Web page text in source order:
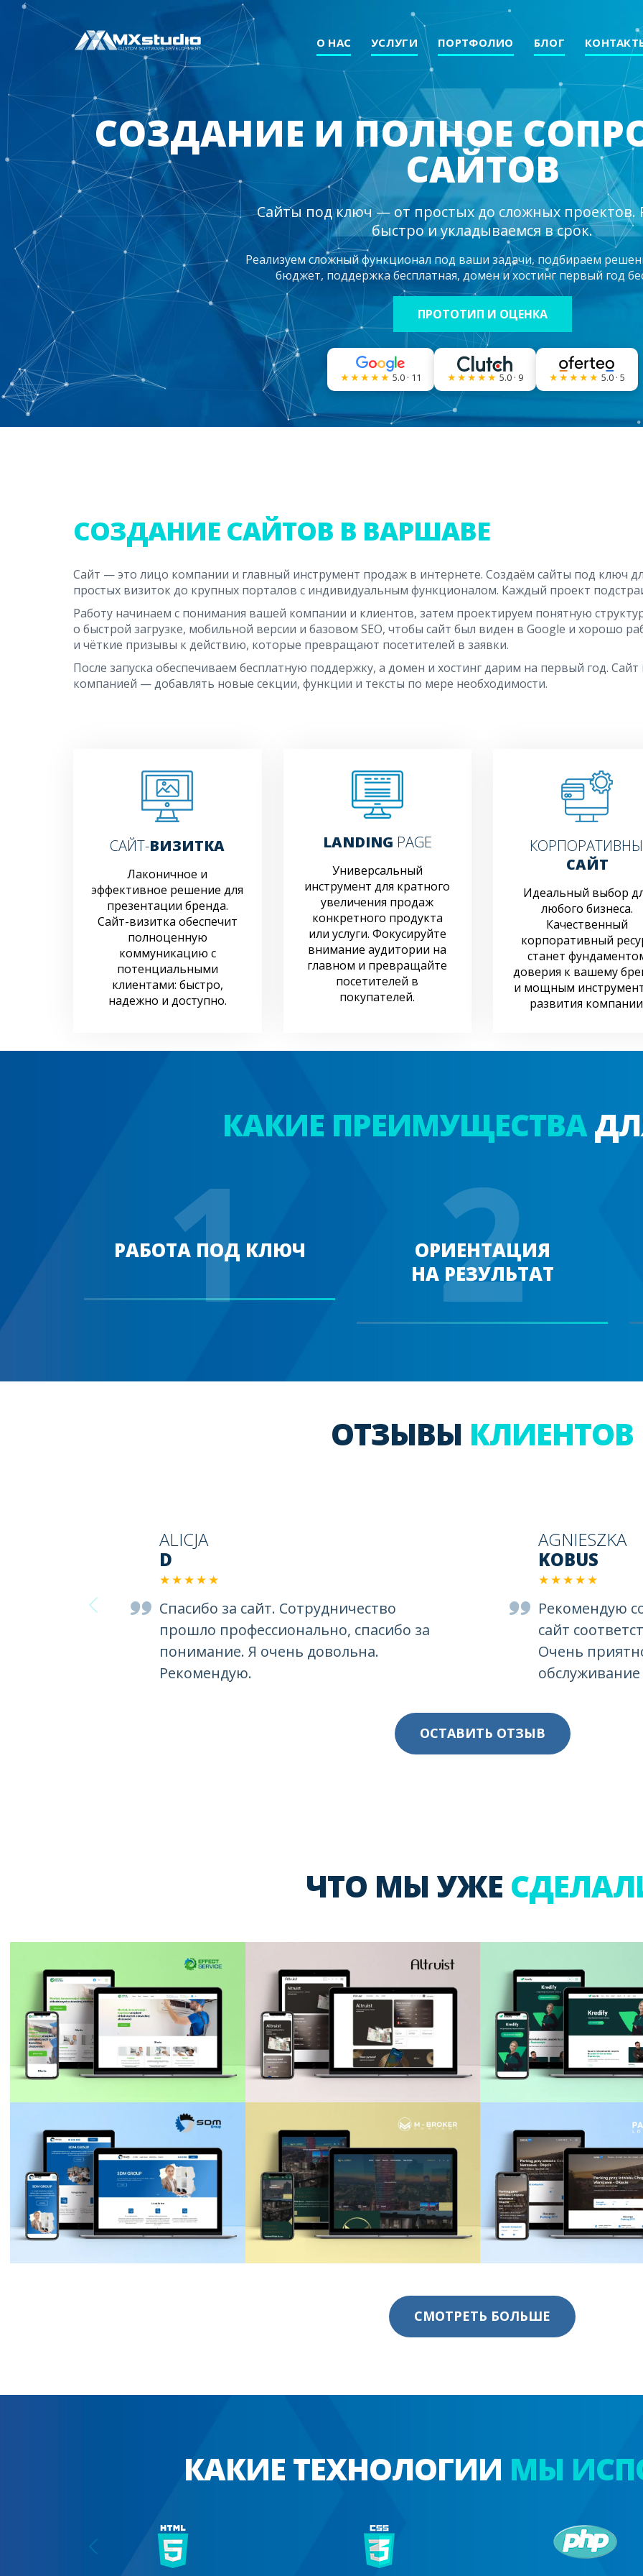
О НАС УСЛУГИ ПОРТФОЛИО БЛОГ
СОЗДАНИЕ И ПОЛНОЕ
САЙТОВ
Сайты под ключ — от простых до сложных проектов.
быстро и укладываемся в срок.
Реализуем сложный функционал под ваши задачи, подбираем
бюджет, поддержка бесплатная, домен и хостинг первый год
ПРОТОТИП И ОЦЕНКА
★★★★★ 5.0 · 11 ★★★★★ 5.0 · 9 ★★★★★ 5.0 · 5
СОЗДАНИЕ САЙТОВ В ВАРШАВЕ
Сайт — это лицо компании и главный инструмент продаж в интернете. Создаём сайты под ключ
простых визиток до крупных порталов с индивидуальным функционалом. Каждый проект
Работу начинаем с понимания вашей компании и клиентов, затем проектируем понятную
о быстрой загрузке, мобильной версии и базовом SEO, чтобы сайт был виден в Google и хорошо
и чёткие призывы к действию, которые превращают посетителей в заявки.
После запуска обеспечиваем бесплатную поддержку, а домен и хостинг дарим на первый год.
компанией — добавлять новые секции, функции и тексты по мере необходимости.
САЙТ-ВИЗИТКА
Лаконичное и
эффективное решение для
презентации бренда.
Сайт-визитка обеспечит
полноценную
коммуникацию с
потенциальными
клиентами: быстро,
надежно и доступно.
LANDING PAGE
Универсальный
инструмент для кратного
увеличения продаж
конкретного продукта
или услуги. Фокусируйте
внимание аудитории на
главном и превращайте
посетителей в
покупателей.
САЙТ
Идеальный выбор
любого бизнеса.
Качественный
корпоративный
станет
доверия к вашему
и мощным
развития
КАКИЕ ПРЕИМУЩЕСТВА
1
РАБОТА ПОД КЛЮЧ 2
ОРИЕНТАЦИЯ
НА РЕЗУЛЬТАТ
ОТЗЫВЫ КЛИЕНТОВ
ALICJA
D
★★★★★
Спасибо зa сайт. Сотрудничество
прошло профессионально, спасибо за
понимание. Я очень довольна.
Рекомендую.
AGNIESZKA
KOBUS
★★★★★
Рекомендую
сайт
Очень
ОСТАВИТЬ ОТЗЫВ
ЧТО МЫ УЖЕ
СМОТРЕТЬ БОЛЬШЕ
КАКИЕ ТЕХНОЛОГИИ МЫ